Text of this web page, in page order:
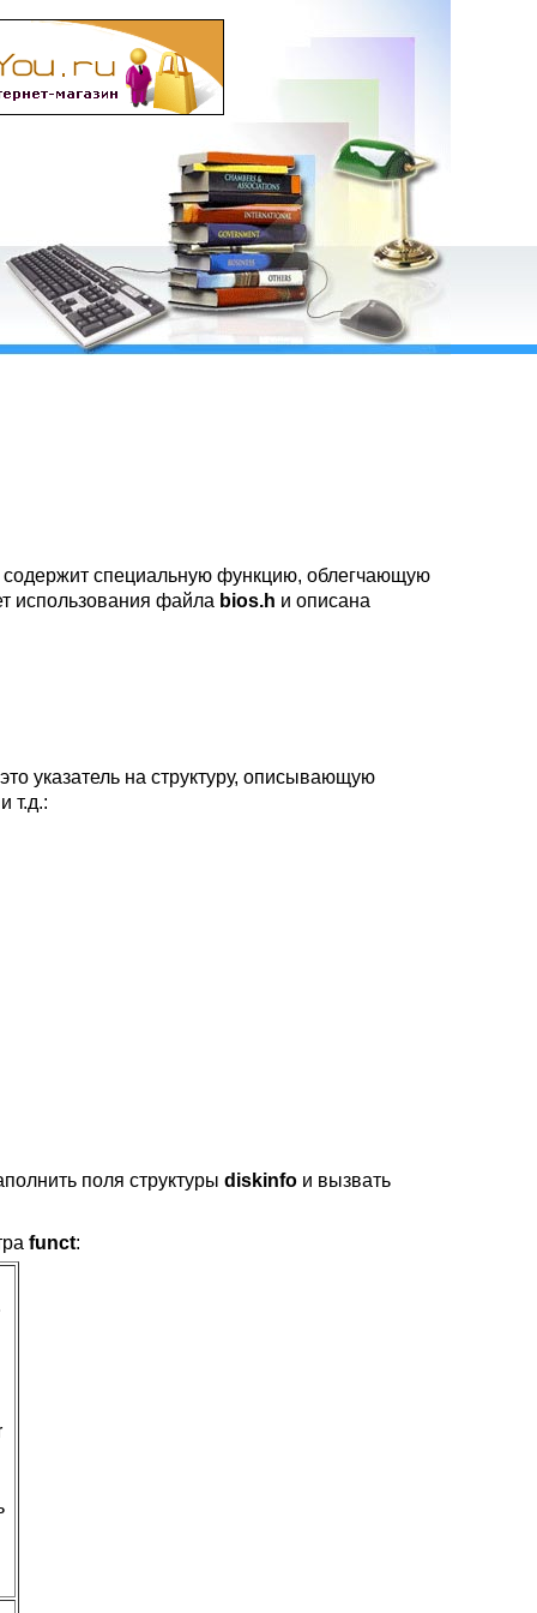
содержит специальную функцию, облегчающую
использования файла bios.h и описана
указатель на структуру, описывающую
т.д.:
поля структуры diskinfo и вызвать
funct: